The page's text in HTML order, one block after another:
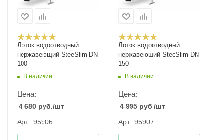
Лоток водоотводный
нержавеющий SteeSlim DN
100
В наличии
Цена:
4 680 руб./шт
Арт.: 95906
Лоток водоотводный
нержавеющий SteeSlim DN
150
В наличии
Цена:
4 995 руб./шт
Арт.: 95907